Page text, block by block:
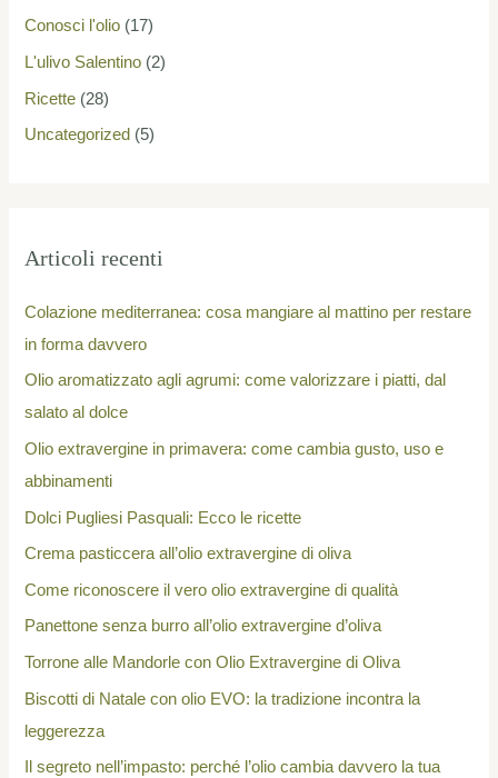
Conosci l'olio (17)
L'ulivo Salentino (2)
Ricette (28)
Uncategorized (5)
Articoli recenti
Colazione mediterranea: cosa mangiare al mattino per restare
in forma davvero
Olio aromatizzato agli agrumi: come valorizzare i piatti, dal
salato al dolce
Olio extravergine in primavera: come cambia gusto, uso e
abbinamenti
Dolci Pugliesi Pasquali: Ecco le ricette
Crema pasticcera all’olio extravergine di oliva
Come riconoscere il vero olio extravergine di qualità
Panettone senza burro all’olio extravergine d’oliva
Torrone alle Mandorle con Olio Extravergine di Oliva
Biscotti di Natale con olio EVO: la tradizione incontra la
leggerezza
Il segreto nell’impasto: perché l’olio cambia davvero la tua